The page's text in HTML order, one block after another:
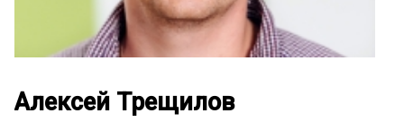
Алексей Трещилов